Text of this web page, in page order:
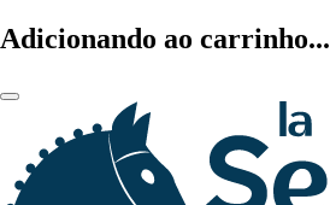
Adicionando ao carrinho...